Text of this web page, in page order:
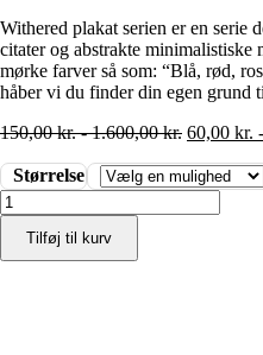
Withered plakat serien er en serie
citater og abstrakte minimalistiske
mørke farver så som: “Blå, rød,
håber vi du finder din egen grund
150,00kr.-1.600,00kr. 60,00 kr. -
Størrelse
Woodland
(Stort
billede
-
Tilføj til kurv